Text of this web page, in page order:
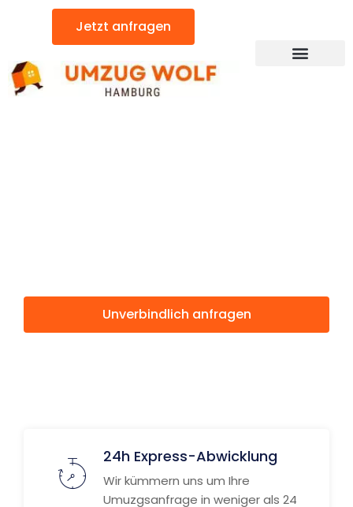
Jetzt anfragen
Unverbindlich anfragen
24h Express-Abwicklung
Wir kümmern uns um Ihre
Umuzgsanfrage in weniger als 24